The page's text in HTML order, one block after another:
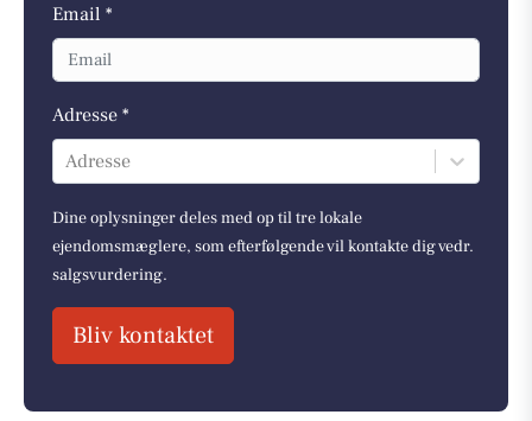
Email *
Adresse *
Adresse
Dine oplysninger deles med op til tre lokale
ejendomsmæglere, som efterfølgende vil kontakte dig vedr.
salgsvurdering.
Bliv kontaktet